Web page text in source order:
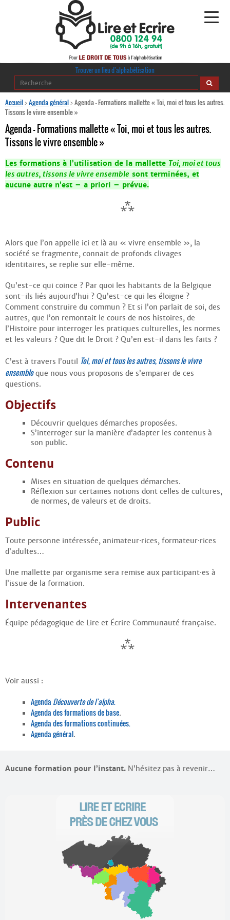
Alphabétisation
Regards croisés
Publications
·
Ressources pédagogiques
Comprendre et parler
Trouver un lieu d’alphabétisation
Trouver un lieu d’alphabétisation
Accueil>Agenda général>Agenda – Formations mallette « Toi, moi et tous les autres.
Tissons le vivre ensemble »
Agenda – Formations mallette « Toi, moi et tous les autres.
Tissons le vivre ensemble »
Les formations à l’utilisation de la mallette Toi, moi et tous
les autres, tissons le vivre ensemble sont terminées, et
aucune autre n’est – a priori – prévue.
Alors que l’on appelle ici et là au « vivre ensemble », la
société se fragmente, connait de profonds clivages
identitaires, se replie sur elle-même.
Qu’est-ce qui coince ? Par quoi les habitants de la Belgique
sont-ils liés aujourd’hui ? Qu’est-ce qui les éloigne ?
Comment construire du commun ? Et si l’on parlait de soi, des
autres, que l’on remontait le cours de nos histoires, de
l’Histoire pour interroger les pratiques culturelles, les normes
et les valeurs ? Que dit le Droit ? Qu’en est-il dans les faits ?
C’est à travers l’outil Toi, moi et tous les autres, tissons le vivre
ensembleque nous vous proposons de s’emparer de ces
questions.
Objectifs
Découvrir quelques démarches proposées.
S’interroger sur la manière d’adapter les contenus à
son public.
Contenu
Mises en situation de quelques démarches.
Réflexion sur certaines notions dont celles de cultures,
de normes, de valeurs et de droits.
Public
Toute personne intéressée, animateur·rices, formateur·rices
d’adultes…
Une mallette par organisme sera remise aux participant·es à
l’issue de la formation.
Intervenantes
Équipe pédagogique de Lire et Écrire Communauté française.
Voir aussi :
Agenda Découverte de l’alpha.
Agenda des formations de base.
Agenda des formations continuées.
Agenda général.
Aucune formation pour l’instant. N’hésitez pas à revenir…